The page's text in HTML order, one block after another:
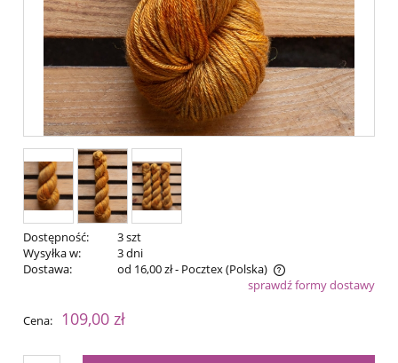
Dostępność:
3 szt
Wysyłka w:
3 dni
Dostawa:
od 16,00 zł- Pocztex(Polska)
Cena nie zawiera ewentualnych kosztów płatnościsprawdź formy dostawy
Cena: 109,00 zł